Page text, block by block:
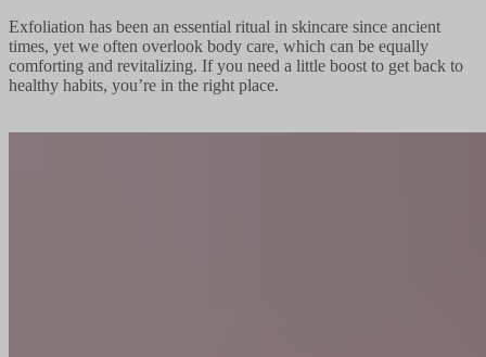
Exfoliation has been an essential ritual in skincare since ancient
times, yet we often overlook body care, which can be equally
comforting and revitalizing. If you need a little boost to get back to
healthy habits, you’re in the right place.